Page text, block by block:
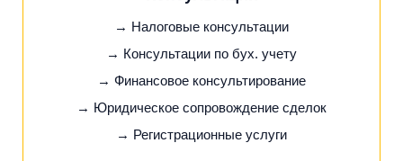
→ Налоговые консультации
→ Консультации по бух. учету
→ Финансовое консультирование
→ Юридическое сопровождение сделок
→ Регистрационные услуги